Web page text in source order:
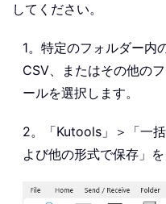
してください。
1。特定のフォルダー内
CSV、またはその他の
ールを選択します。
2。「Kutools」＞「一
よび他の形式で保存」